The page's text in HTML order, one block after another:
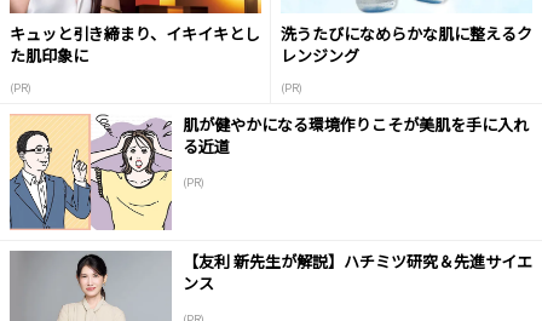
キュッと引き締まり、イキイキとし
た肌印象に
(PR)
洗うたびになめらかな肌に整えるク
レンジング
(PR)
肌が健やかになる環境作りこそが美肌を手に入れ
る近道
(PR)
【友利 新先生が解説】ハチミツ研究＆先進サイエ
ンス